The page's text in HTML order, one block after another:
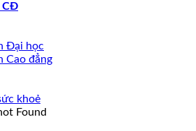
CĐ
Đại học
Cao đẳng
khoẻ
Found